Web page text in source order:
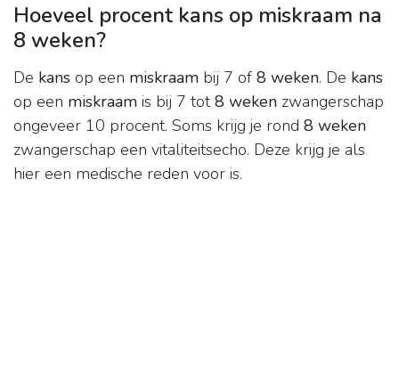
Hoeveel procent kans op miskraam na
8 weken?
De kans op een miskraam bij 7 of 8 weken. De kans
op een miskraam is bij 7 tot8 weken zwangerschap
ongeveer 10 procent. Soms krijg je rond 8 weken
zwangerschap een vitaliteitsecho. Deze krijg je als
hier een medische reden voor is.